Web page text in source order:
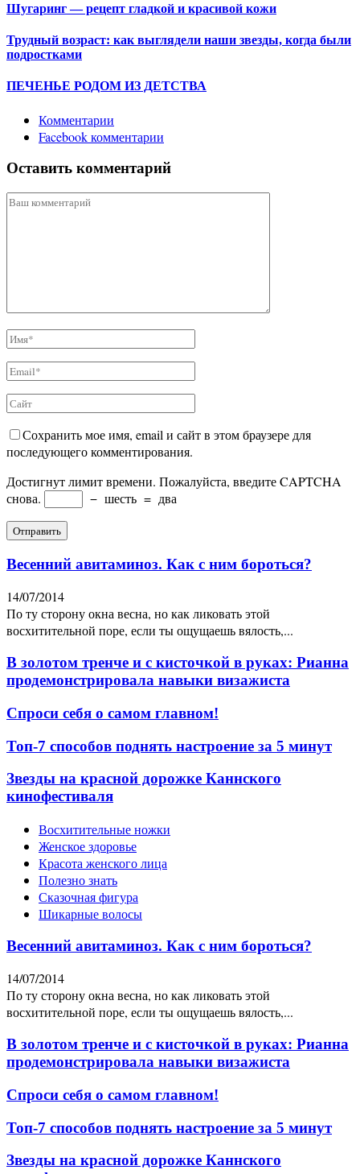
Шугаринг — рецепт гладкой и красивой кожи
Трудный возраст: как выглядели наши звезды, когда были
подростками
ПЕЧЕНЬЕ РОДОМ ИЗ ДЕТСТВА
Комментарии
Facebook комментарии
Оставить комментарий
Сохранить мое имя, email и сайт в этом браузере для
последующего комментирования.
Достигнут лимит времени. Пожалуйста, введите CAPTCHA
снова.
− шесть = два
Весенний авитаминоз. Как с ним бороться?
14/07/2014
По ту сторону окна весна, но как ликовать этой
восхитительной поре, если ты ощущаешь вялость,...
В золотом тренче и с кисточкой в руках: Рианна
продемонстрировала навыки визажиста
Спроси себя о самом главном!
Топ-7 способов поднять настроение за 5 минут
Звезды на красной дорожке Каннского
кинофестиваля
Восхитительные ножки
Женское здоровье
Красота женского лица
Полезно знать
Сказочная фигура
Шикарные волосы
Весенний авитаминоз. Как с ним бороться?
14/07/2014
По ту сторону окна весна, но как ликовать этой
восхитительной поре, если ты ощущаешь вялость,...
В золотом тренче и с кисточкой в руках: Рианна
продемонстрировала навыки визажиста
Спроси себя о самом главном!
Топ-7 способов поднять настроение за 5 минут
Звезды на красной дорожке Каннского